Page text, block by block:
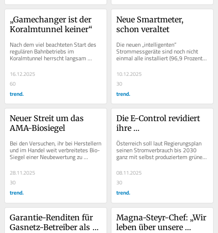
„Gamechanger ist der
Koralmtunnel keiner“
Nach dem viel beachteten Start des
regulären Bahnbetriebs im
Koralmtunnel herrscht langsam
Klarheit über Fahrplan- und
Anbieterdaten auf der neuen...
16.12.2025
60
trend.
Neue Smartmeter,
schon veraltet
Die neuen „intelligenten“
Strommessgeräte sind noch nicht
einmal alle installiert (96,9 Prozent
bei 6,7 Millionen Stromanschlüssen),
da sind...
10.12.2025
30
trend.
Neuer Streit um das
AMA-Biosiegel
Bei den Versuchen, ihr bei Herstellern
und im Handel weit verbreitetes Bio-
Siegel einer Neubewertung zu
unterziehen – samt neuem
Werbeauftritt –,...
28.11.2025
30
trend.
Die E-Control revidiert
ihre
Ökostromberechnung
Österreich soll laut Regierungsplan
seinen Stromverbrauch bis 2030
ganz mit selbst produziertem grünem
Strom abdecken. Nicht wirklich,
aber...
08.11.2025
30
trend.
Garantie-Renditen für
Gasnetz-Betreiber als
Magna-Steyr-Chef: „Wir
leben über unsere